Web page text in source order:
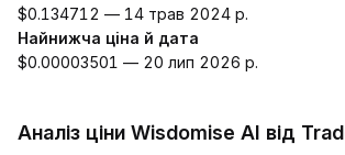
$0.134712 — 14 трав 2024 р.
Найнижча ціна й дата
$0.00003501 — 20 лип 2026 р.
Аналіз ціни Wisdomise AI від